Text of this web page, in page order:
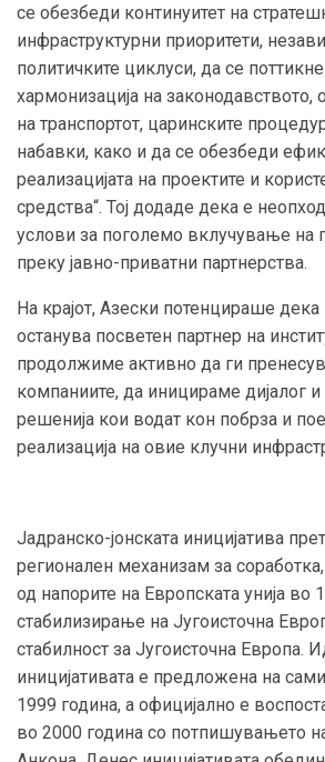
се обезбеди континуитет на
инфраструктурни приоритети,
политичките циклуси, да се
хармонизација на законодавството,
на транспортот, царинските
набавки, како и да се обезбеди
реализацијата на проектите и
средства“. Тој додаде дека е
услови за поголемо вклучување на
преку јавно-приватни партнерства.
На крајот, Азески потенцираше
останува посветен партнер на
продолжиме активно да ги
компаниите, да иницираме дијалог
решенија кои водат кон побрза и
реализација на овие клучни
Јадранско-јонската иницијатива
регионален механизам за
од напорите на Европската унија во
стабилизирање на Југоисточна
стабилност за Југоисточна Европа.
иницијативата е предложена на
1999 година, а официјално е
во 2000 година со потпишувањето